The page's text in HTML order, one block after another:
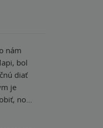
nám
bol
diať
je
nová